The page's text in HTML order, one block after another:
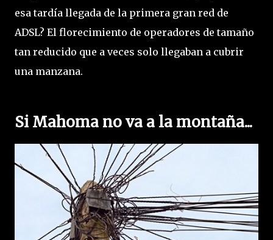
esa tardía llegada de la primera gran red de
ADSL? El florecimiento de operadores de tamaño
tan reducido que a veces solo llegaban a cubrir
una manzana.
Si Mahoma no va a la montaña...